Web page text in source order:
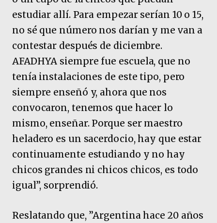
estudiar allí. Para empezar serían 10 o 15,
no sé que número nos darían y me van a
contestar después de diciembre.
AFADHYA siempre fue escuela, que no
tenía instalaciones de este tipo, pero
siempre enseñó y, ahora que nos
convocaron, tenemos que hacer lo
mismo, enseñar. Porque ser maestro
heladero es un sacerdocio, hay que estar
continuamente estudiando y no hay
chicos grandes ni chicos chicos, es todo
igual”, sorprendió.
Reslatando que, ”Argentina hace 20 años